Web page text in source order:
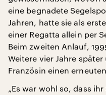
eine begnadete
Jahren, hatte sie als
einer Regatta allein per
Beim zweiten Anlauf,
Weitere vier Jahre
Französin einen
„Es war wohl so, dass